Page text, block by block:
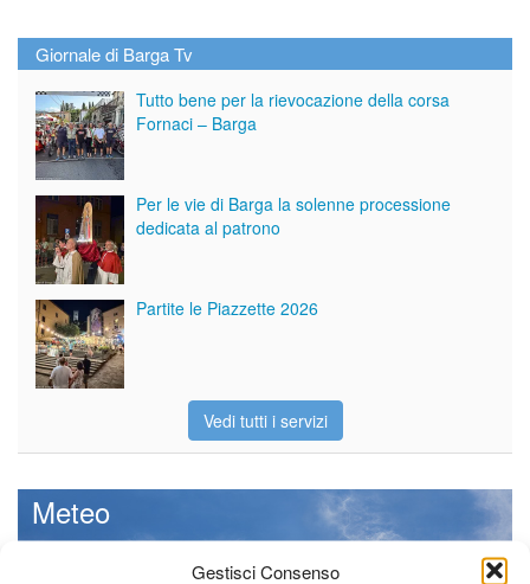
Gestisci Consenso
Giornale di Barga Tv
Tutto bene per la rievocazione della corsa
Fornaci – Barga
Per le vie di Barga la solenne processione
dedicata al patrono
Partite le Piazzette 2026
Vedi tutti i servizi
Meteo